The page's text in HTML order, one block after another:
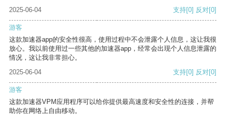
2025-06-04
支持[0] 反对[0]
游客
这款加速器app的安全性很高，使用过程中不会泄露个人信息，这让我很
放心。我以前使用过一些其他的加速器app，经常会出现个人信息泄露的
情况，这让我非常担心。
2025-06-04
支持[0] 反对[0]
游客
这款加速器VPM应用程序可以给你提供最高速度和安全性的连接，并帮
助你在网络上自由移动。